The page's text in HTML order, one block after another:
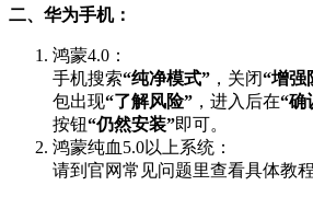
二、华为手机：
鸿蒙4.0：
手机搜索“纯净模式” ，关闭“增强
包出现“了解风险” ，进入后在“确
按钮“仍然安装”即可。
鸿蒙纯血5.0以上系统：
请到官网常见问题里查看具体教